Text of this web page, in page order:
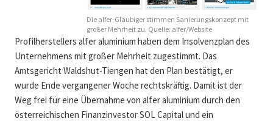
Die alfer-Gläubiger stimmen Sanierungskonzept mit
großer Mehrheit zu. Quelle: alfer/Website
Profilherstellers alfer aluminium haben dem Insolvenzplan des
Unternehmens mit großer Mehrheit zugestimmt. Das
Amtsgericht Waldshut-Tiengen hat den Plan bestätigt, er
wurde Ende vergangener Woche rechtskräftig. Damit ist der
Weg frei für eine Übernahme von alfer aluminium durch den
österreichischen Finanzinvestor SOL Capital und ein